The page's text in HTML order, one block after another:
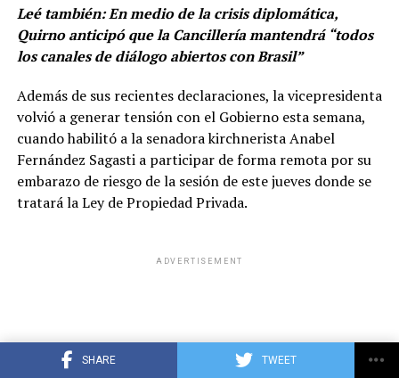
SHARE TWEET
aparato sindicalpara lamarcha de San Cayetanoque
se realizará este viernes 7 de agosto,día del patrono del
pan y del trabajo, junto conlas dos CTA y la UTEP.
ADVERTISEMENT
Leé también:En medio de la crisis diplomática,
Quirno anticipó que la Cancillería mantendrá “todos
los canales de diálogo abiertos con Brasil”
Además de sus recientes declaraciones, la vicepresidenta
volvió a generar tensión con el Gobierno esta semana,
cuando habilitó a la senadora kirchnerista Anabel
Fernández Sagasti a participar de forma remota por su
embarazo de riesgo de la sesión de este jueves donde se
tratará la Ley de Propiedad Privada.
ADVERTISEMENT